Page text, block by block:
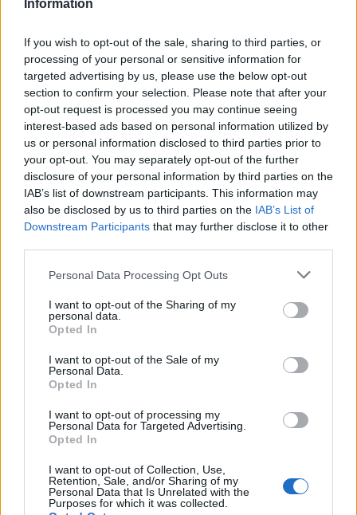
Information
If you wish to opt-out of the sale, sharing to third parties, or
processing of your personal or sensitive information for
targeted advertising by us, please use the below opt-out
section to confirm your selection. Please note that after your
opt-out request is processed you may continue seeing
interest-based ads based on personal information utilized by
us or personal information disclosed to third parties prior to
your opt-out. You may separately opt-out of the further
disclosure of your personal information by third parties on the
IAB’s list of downstream participants. This information may
also be disclosed by us to third parties on the IAB’s List of
Downstream Participants that may further disclose it to other
Personal Data Processing Opt Outs
I want to opt-out of the Sharing of my
personal data.
Opted In
I want to opt-out of the Sale of my
Personal Data.
Opted In
I want to opt-out of processing my
Personal Data for Targeted Advertising.
Opted In
I want to opt-out of Collection, Use,
Retention, Sale, and/or Sharing of my
Personal Data that Is Unrelated with the
Purposes for which it was collected.
εκείνος που θα σου πει αν αξίζεις να είσαι εκεί. Spoiler: «δεν
αξίζεις».
Απόψεις
Πολιτιστική στασιμότητα powered by AI:
Tο μέλλον μοιάζει ήδη βαρετό
20.05.26
Νέα έρευνα δείχνει πως όταν η τεχνητή νοημοσύνη τρέφεται
με δικό της περιεχόμενο, καταλήγει να παράγει όλο και πιο
internet μετατρέπεται σιγά σιγά